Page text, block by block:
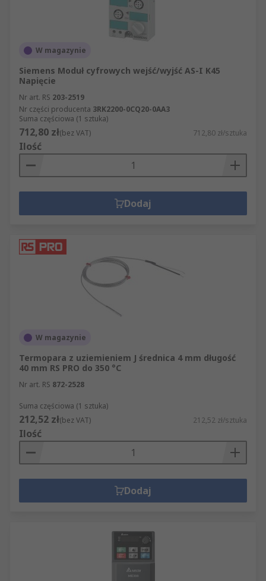
W magazynie
Siemens Moduł cyfrowych wejść/wyjść AS-I K45
Napięcie
Nr art. RS 203-2519
Nr części producenta 3RK2200-0CQ20-0AA3
Suma częściowa (1 sztuka)
712,80 zł(bez VAT) 712,80 zł/sztuka
Ilość
Dodaj
W magazynie
Termopara z uziemieniem J średnica 4 mm długość
40 mm RS PRO do 350 °C
Nr art. RS 872-2528
Suma częściowa (1 sztuka)
212,52 zł(bez VAT) 212,52 zł/sztuka
Ilość
Dodaj